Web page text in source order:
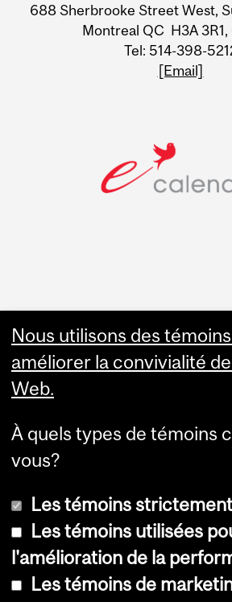
Information
688 Sherbrooke Street West,
Montreal QC H3A 3R1,
Tel: 514-398-
[Email]
Faculty Links
Contact
© Université McGill,
Nous utilisons des
améliorer la convivialité
Web.
À quels types de témoins
vous?
Les témoins
Les témoins utilisées
l'amélioration de la
Les témoins de